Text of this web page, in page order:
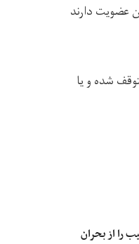
عضویت دارند
شده و یا
را از بحران